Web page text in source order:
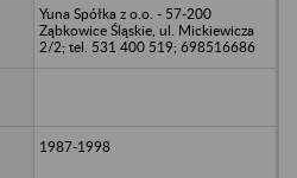
Yuna Spółka z o.o. - 57-200
Ząbkowice Śląskie, ul. Mickiewicza
2/2; tel. 531 400 519; 698516686
1987-1998